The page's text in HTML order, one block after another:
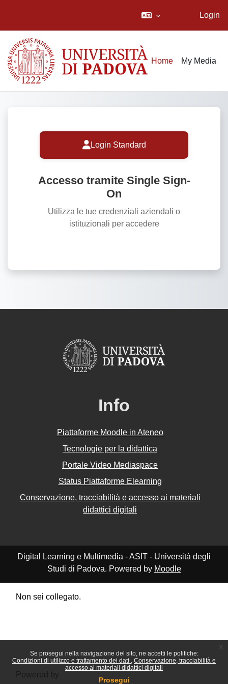
Se prosegui nella navigazione del sito, ne accetti le politiche:
Condizioni di utilizzo e trattamento dei dati
Conservazione, tracciabilità e
accesso ai materiali didattici digitali
Prosegui
Login
Home My Media
Login Standard
Accesso tramite Single Sign-
On
Utilizza le tue credenziali aziendali o
istituzionali per accedere
Info
Piattaforme Moodle in Ateneo
Tecnologie per la didattica
Portale Video Mediaspace
Status Piattaforme Elearning
Conservazione, tracciabilità e accesso ai materiali
didattici digitali
Digital Learning e Multimedia - ASIT - Università degli
Studi di Padova. Powered by Moodle
Non sei collegato.
Powered by